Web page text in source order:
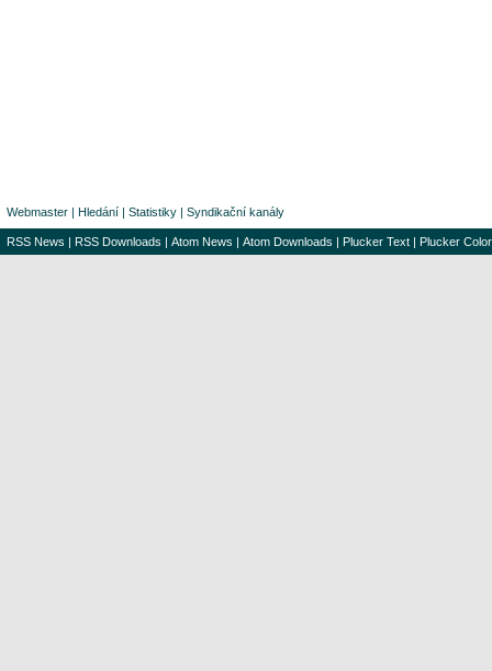
Webmaster | Hledání | Statistiky | Syndikační kanály
RSS News | RSS Downloads | Atom News | Atom Downloads | Plucker Text | Plucker Color